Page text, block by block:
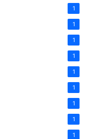
1
1
1
1
1
1
1
1
1